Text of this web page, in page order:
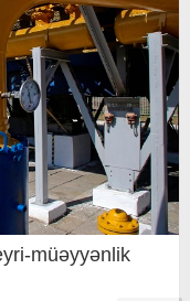
müəyyənlik